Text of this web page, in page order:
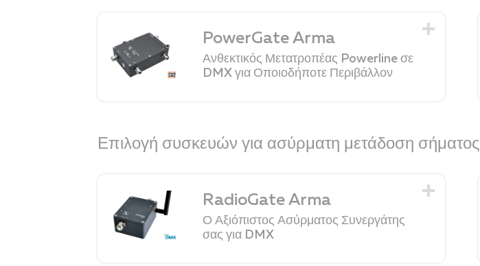
PowerGate Arma
Ανθεκτικός Μετατροπέας Powerline σε
DMX για Οποιοδήποτε Περιβάλλον
Επιλογή συσκευών για ασύρματη μετάδοση σήματος
RadioGate Arma
Ο Αξιόπιστος Ασύρματος Συνεργάτης
σας για DMX